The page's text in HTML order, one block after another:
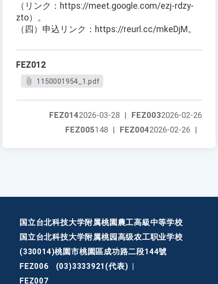
（リンク：https://meet.google.com/ezj-rdzy-
zto）。
（四）申込リンク：https://reurl.cc/mkeDjM。
FEZ012
1150001954_1.pdf
FEZ0032026-02-26
FEZ0142026-03-28 |
FEZ0042026-02-26 |
FEZ005148 |
国立台北科技大学附属桃園農工高級中等学校
国立台北科技大学附属桃园高级农工职业学校
(330014)桃園市桃園區成功路二段144號
FEZ006
(03)3333921(代表)
FEZ007